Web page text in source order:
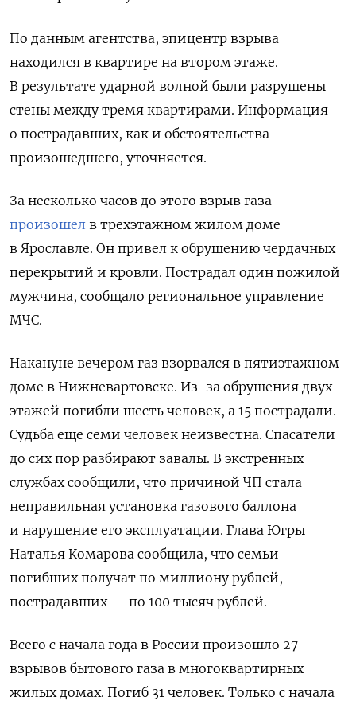
По данным агентства, эпицентр взрыва
находился в квартире на втором этаже.
В результате ударной волной были разрушены
стены между тремя квартирами. Информация
о пострадавших, как и обстоятельства
произошедшего, уточняется.
За несколько часов до этого взрыв газа
произошел в трехэтажном жилом доме
в Ярославле. Он привел к обрушению чердачных
перекрытий и кровли. Пострадал один пожилой
мужчина, сообщало региональное управление
МЧС.
Накануне вечером газ взорвался в пятиэтажном
доме в Нижневартовске. Из-за обрушения двух
этажей погибли шесть человек, а 15 пострадали.
Судьба еще семи человек неизвестна. Спасатели
до сих пор разбирают завалы. В экстренных
службах сообщили, что причиной ЧП стала
неправильная установка газового баллона
и нарушение его эксплуатации. Глава Югры
Наталья Комарова сообщила, что семьи
погибших получат по миллиону рублей,
пострадавших — по 100 тысяч рублей.
Всего с начала года в России произошло 27
взрывов бытового газа в многоквартирных
жилых домах. Погиб 31 человек. Только с начала